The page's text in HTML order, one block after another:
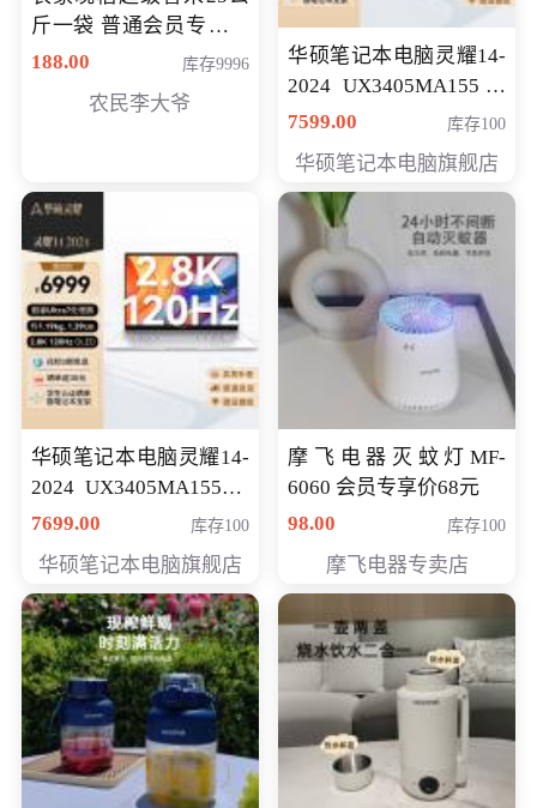
斤一袋 普通会员专享价
格178元
188.00 库存9996
农民李大爷
华硕笔记本电脑灵耀14-
2024 UX3405MA155冰
川银 oled 智慧轻薄本 会
7599.00 库存100
华硕笔记本电脑旗舰店
华硕笔记本电脑灵耀14-
2024 UX3405MA155夜
空蓝 oled 智慧轻薄本 会
7699.00 库存100
华硕笔记本电脑旗舰店
摩飞电器灭蚊灯MF-
6060 会员专享价68元
98.00
库存100
摩飞电器专卖店